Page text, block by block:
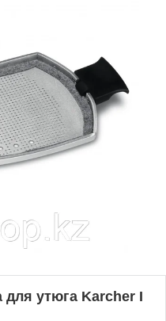
для утюга Karcher I